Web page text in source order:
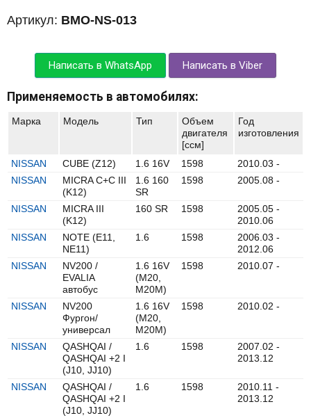
Артикул: BMO-NS-013
Написать в WhatsApp Написать в Viber
Применяемость в автомобилях:
Марка Модель Тип
Объем
двигателя
[ccм]
Год
изготовления
NISSAN CUBE (Z12) 1.6 16V 1598
2010.03 -
NISSAN
MICRA C+C III
(K12)
1.6 160
SR
1598 2005.08 -
NISSAN
MICRA III
(K12)
160 SR 1598
2005.05 -
2010.06
NISSAN
NOTE (E11,
NE11)
1.6 1598
2006.03 -
2012.06
NISSAN
NV200 /
EVALIA
автобус
1.6 16V
(M20,
M20M)
1598 2010.07 -
NISSAN
NV200
Фургон/
универсал
1.6 16V
(M20,
M20M)
1598 2010.02 -
NISSAN
QASHQAI /
QASHQAI +2 I
(J10, JJ10)
1.6 1598
2007.02 -
2013.12
NISSAN
QASHQAI /
QASHQAI +2 I
(J10, JJ10)
1.6 1598
2010.11 -
2013.12